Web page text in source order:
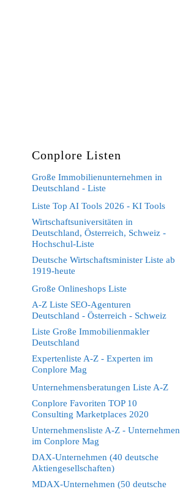
Conplore Listen
Große Immobilienunternehmen in
Deutschland - Liste
Liste Top AI Tools 2026 - KI Tools
Wirtschaftsuniversitäten in
Deutschland, Österreich, Schweiz -
Hochschul-Liste
Deutsche Wirtschaftsminister Liste ab
1919-heute
Große Onlineshops Liste
A-Z Liste SEO-Agenturen
Deutschland - Österreich - Schweiz
Liste Große Immobilienmakler
Deutschland
Expertenliste A-Z - Experten im
Conplore Mag
Unternehmensberatungen Liste A-Z
Conplore Favoriten TOP 10
Consulting Marketplaces 2020
Unternehmensliste A-Z - Unternehmen
im Conplore Mag
DAX-Unternehmen (40 deutsche
Aktiengesellschaften)
MDAX-Unternehmen (50 deutsche